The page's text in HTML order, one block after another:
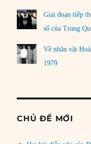
Giai đoạn tiếp
số của Trung
Về nhân vật
1979
CHỦ ĐỀ MỚI